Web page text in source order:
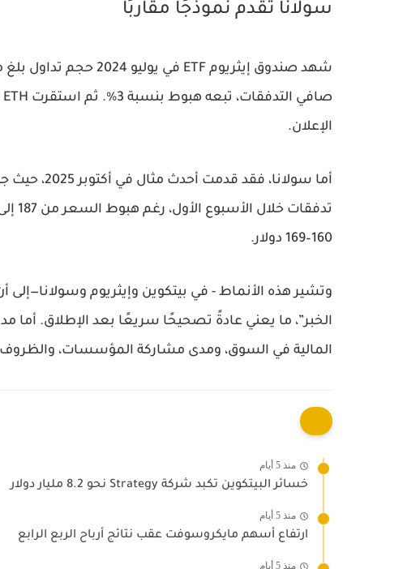
سولانا تقدم نموذجًا مقاربًا
الإعلان.
160–169 دولار.
وتشير هذه الأنماط - في بيتكوين وإيثريوم وسولانا—إلى
المالية في السوق، ومدى مشاركة المؤسسات، والظروف
منذ 5 أيام
خسائر البيتكوين تكبد شركة Strategy نحو 8.2 مليار دولار
منذ 5 أيام
ارتفاع أسهم مايكروسوفت عقب نتائج أرباح الربع الرابع
منذ 5 أيام